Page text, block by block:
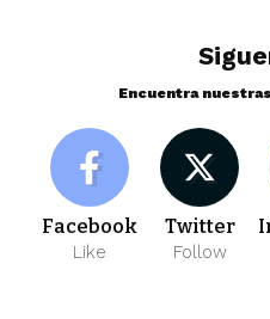
Encuentra
Facebook
Like
Twitter
Follow